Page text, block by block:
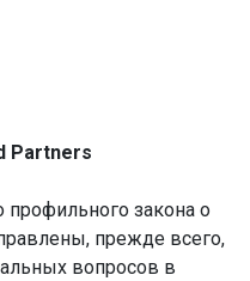
Partners
профильного закона о
прежде всего,
вопросов в